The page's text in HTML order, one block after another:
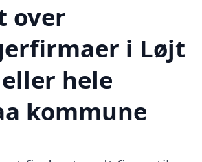
over
i Løjt
hele
kommune